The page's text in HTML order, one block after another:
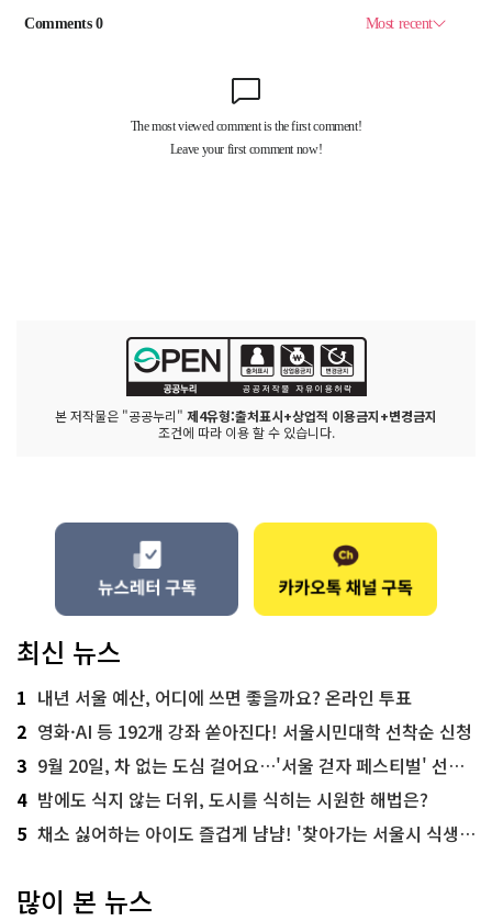
본 저작물은 "공공누리" 제4유형:출처표시+상업적 이용금지+변경금지
조건에 따라 이용 할 수 있습니다.
최신 뉴스
1 내년 서울 예산, 어디에 쓰면 좋을까요? 온라인 투표
2 영화·AI 등 192개 강좌 쏟아진다! 서울시민대학 선착순 신청
3 9월 20일, 차 없는 도심 걸어요…'서울 걷자 페스티벌' 선착순 5천명
4 밤에도 식지 않는 더위, 도시를 식히는 시원한 해법은?
5 채소 싫어하는 아이도 즐겁게 냠냠! '찾아가는 서울시 식생활 교육' 현장
많이 본 뉴스